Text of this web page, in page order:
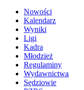
Nowości
Kalendarz
Wyniki
Ligi
Kadra
Młodzież
Regulaminy
Wydawnictwa
Sędziowie